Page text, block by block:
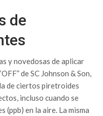
de
y novedosas de aplicar
de SC Johnson & Son,
de ciertos piretroides
incluso cuando se
(ppb) en la aire. La misma